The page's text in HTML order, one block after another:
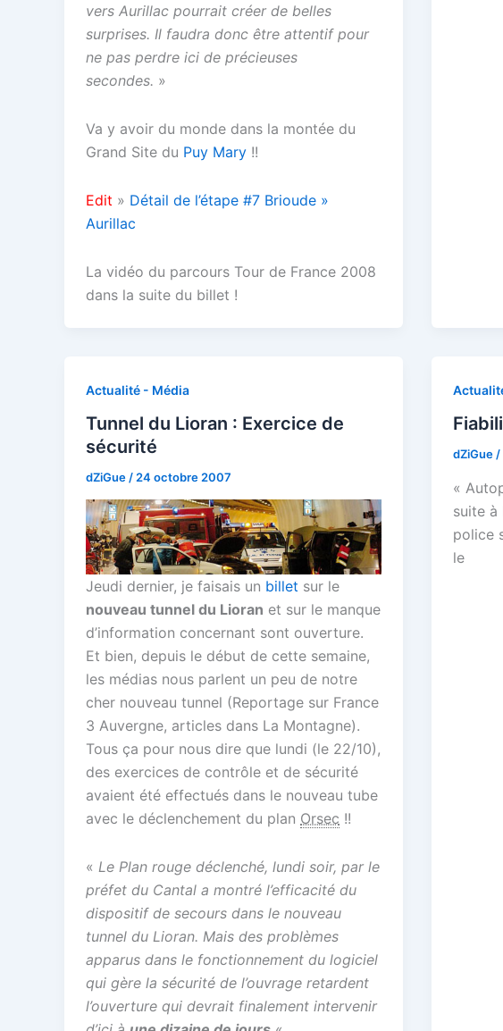
vers Aurillac pourrait créer de belles
surprises. Il faudra donc être attentif pour
ne pas perdre ici de précieuses
secondes. »
Va y avoir du monde dans la montée du
Grand Site du Puy Mary !!
Edit » Détail de l’étape #7 Brioude »
Aurillac
La vidéo du parcours Tour de France 2008
dans la suite du billet !
Actualité - Média
Tunnel du Lioran : Exercice de
sécurité
dZiGue/24 octobre 2007
Jeudi dernier, je faisais un billet sur le
nouveau tunnel du Lioran et sur le manque
d’information concernant sont ouverture.
Et bien, depuis le début de cette semaine,
les médias nous parlent un peu de notre
cher nouveau tunnel (Reportage sur France
3 Auvergne, articles dans La Montagne).
Tous ça pour nous dire que lundi (le 22/10),
des exercices de contrôle et de sécurité
avaient été effectués dans le nouveau tube
avec le déclenchement du plan Orsec !!
« Le Plan rouge déclenché, lundi soir, par le
préfet du Cantal a montré l’efficacité du
dispositif de secours dans le nouveau
tunnel du Lioran. Mais des problèmes
apparus dans le fonctionnement du logiciel
qui gère la sécurité de l’ouvrage retardent
l’ouverture qui devrait finalement intervenir
dZiGue/
«
suite à
police
le